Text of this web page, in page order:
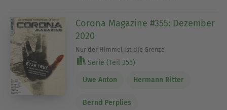
Corona Magazine #355: Dezember
2020
Nur der Himmel ist die Grenze
Serie (Teil 355)
Uwe Anton Hermann Ritter
Bernd Perplies